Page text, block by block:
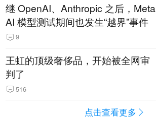
继 OpenAI、Anthropic 之后，Meta
AI 模型测试期间也发生“越界”事件
9
王虹的顶级奢侈品，开始被全网审
判了
516
点击查看更多